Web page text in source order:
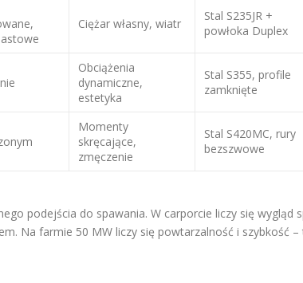
Ciężar własny, wiatr
Stal S235JR +
powłoka Duplex
Obciążenia
dynamiczne,
estetyka
Stal S355, profile
zamknięte
Momenty
skręcające,
zmęczenie
Stal S420MC, rury
bezszwowe
podejścia do spawania. W carporcie liczy się wygląd
Na farmie 50 MW liczy się powtarzalność i szybkość